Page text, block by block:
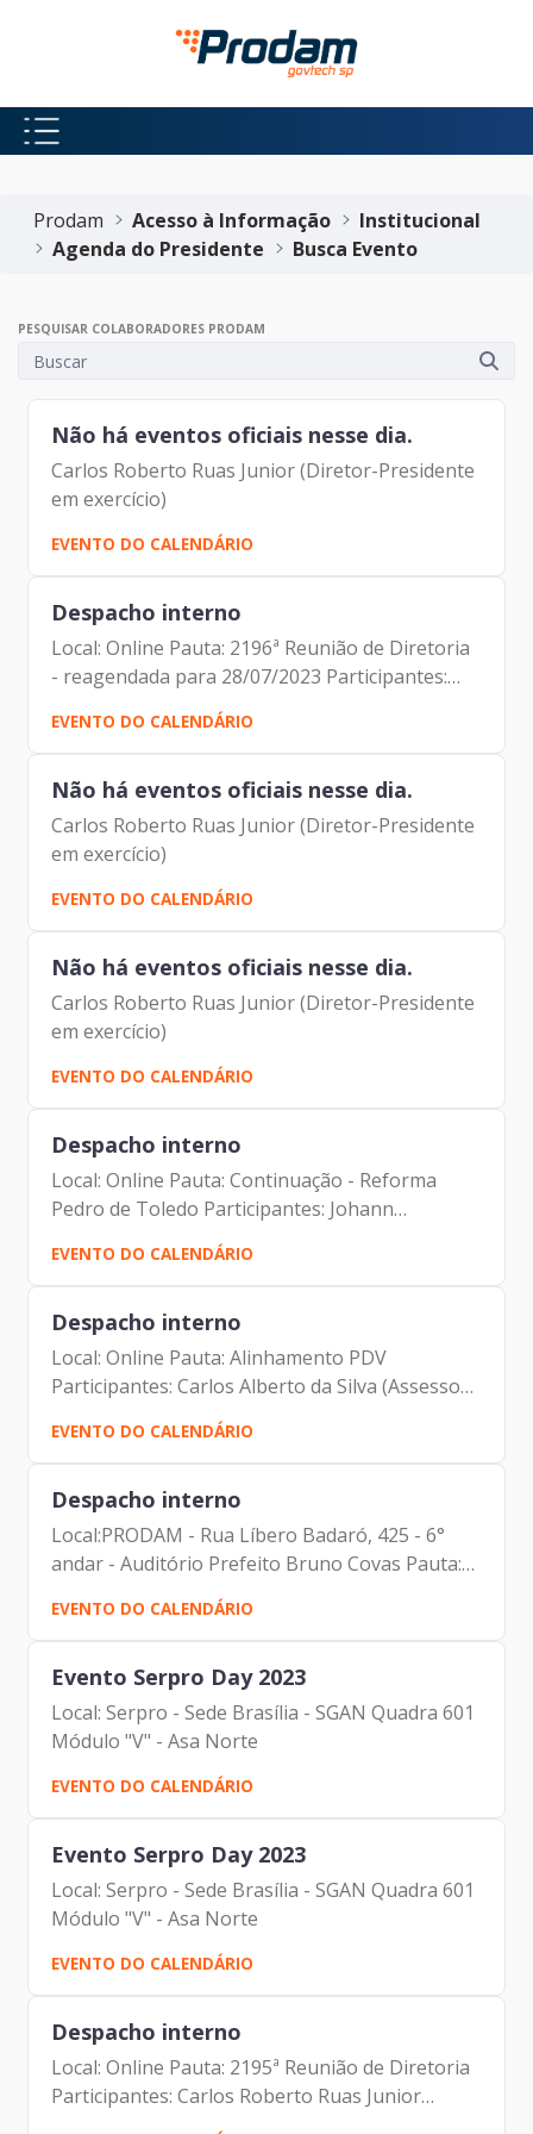
Pular para o Conteúdo principal
Prodam
Acesso à Informação
Institucional
Agenda do Presidente
Busca Evento
PESQUISAR COLABORADORES PRODAM
Não há eventos oficiais nesse dia.
Carlos Roberto Ruas Junior (Diretor-Presidente
em exercício)
EVENTO DO CALENDÁRIO
Despacho interno
Local: Online Pauta: 2196ª Reunião de Diretoria
- reagendada para 28/07/2023 Participantes:
Carlos Roberto Ruas Junior (Diretor-Presidente
em exercício e Diretor de Inovação e
Arquitetura...
EVENTO DO CALENDÁRIO
Não há eventos oficiais nesse dia.
Carlos Roberto Ruas Junior (Diretor-Presidente
em exercício)
EVENTO DO CALENDÁRIO
Não há eventos oficiais nesse dia.
Carlos Roberto Ruas Junior (Diretor-Presidente
em exercício)
EVENTO DO CALENDÁRIO
Despacho interno
Local: Online Pauta: Continuação - Reforma
Pedro de Toledo Participantes: Johann
Nogueira Dantas (Diretor- Presidente) Carlos
Alberto da Silva (Assessor da Presidência)
Fernando Josenias Vieira do...
EVENTO DO CALENDÁRIO
Despacho interno
Local: Online Pauta: Alinhamento PDV
Participantes: Carlos Alberto da Silva (Assessor
da Presidência) Carolina Magnani (Assessora da
Presidência e DPO) Elias Fares Hadi (Diretor de
Administração e...
EVENTO DO CALENDÁRIO
Despacho interno
Local:PRODAM - Rua Líbero Badaró, 425 - 6°
andar - Auditório Prefeito Bruno Covas Pauta:
Reunião de líderes Participantes: Alberto
Campos Ribeiro (Prodam) Amanda Carrara
Doria (Prodam) Anderson...
EVENTO DO CALENDÁRIO
Evento Serpro Day 2023
Local: Serpro - Sede Brasília - SGAN Quadra 601
Módulo "V" - Asa Norte
EVENTO DO CALENDÁRIO
Evento Serpro Day 2023
Local: Serpro - Sede Brasília - SGAN Quadra 601
Módulo "V" - Asa Norte
EVENTO DO CALENDÁRIO
Despacho interno
Local: Online Pauta: 2195ª Reunião de Diretoria
Participantes: Carlos Roberto Ruas Junior
(Diretor de Inovação e Arquitetura